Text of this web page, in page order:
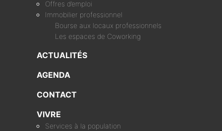
Offres d’emploi
Immobilier professionnel
Bourse aux locaux professionnels
Les espaces de Coworking
ACTUALITÉS
AGENDA
CONTACT
VIVRE
Services à la population